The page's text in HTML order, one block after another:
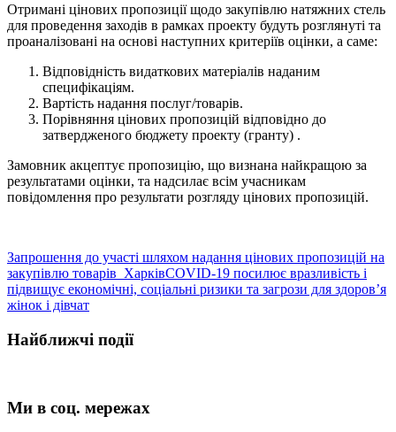
Отримані цінових пропозиції щодо закупівлю натяжних стель
для проведення заходів в рамках проекту будуть розглянуті та
проаналізовані на основі наступних критеріїв оцінки, а саме:
Відповідність видаткових матеріалів наданим
специфікаціям.
Вартість надання послуг/товарів.
Порівняння цінових пропозицій відповідно до
затвердженого бюджету проекту (гранту) .
Замовник акцептує пропозицію, що визнана найкращою за
результатами оцінки, та надсилає всім учасникам
повідомлення про результати розгляду цінових пропозицій.
Запрошення до участі шляхом надання цінових пропозицій на
закупівлю товарів_ХарківCOVID-19 посилює вразливість і
підвищує економічні, соціальні ризики та загрози для здоров’я
жінок і дівчат
Найближчі події
Ми в соц. мережах